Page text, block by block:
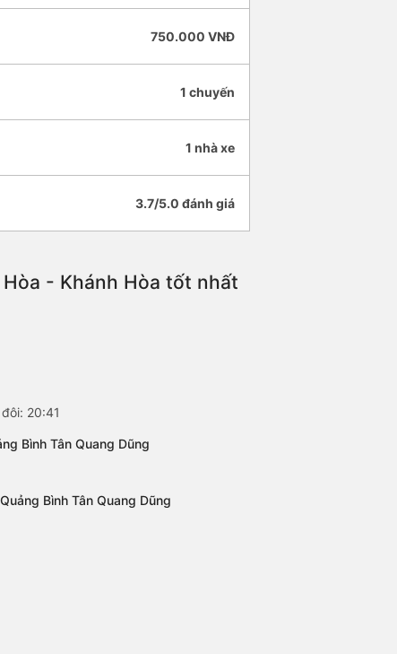
750.000 VNĐ
1 chuyến
1 nhà xe
3.7/5.0 đánh giá
- Khánh Hòa tốt nhất
20:41
Bình Tân Quang Dũng
Bình Tân Quang Dũng